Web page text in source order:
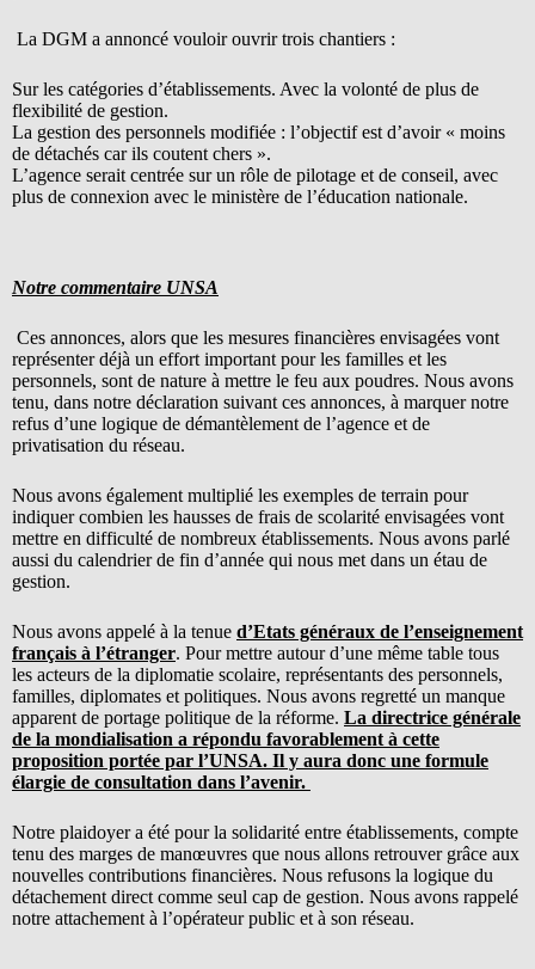
La DGM a annoncé vouloir ouvrir trois chantiers :
Sur les catégories d’établissements. Avec la volonté de plus de
flexibilité de gestion.
La gestion des personnels modifiée : l’objectif est d’avoir « moins
de détachés car ils coutent chers ».
L’agence serait centrée sur un rôle de pilotage et de conseil, avec
plus de connexion avec le ministère de l’éducation nationale.
Notre commentaire UNSA
Ces annonces, alors que les mesures financières envisagées vont
représenter déjà un effort important pour les familles et les
personnels, sont de nature à mettre le feu aux poudres. Nous avons
tenu, dans notre déclaration suivant ces annonces, à marquer notre
refus d’une logique de démantèlement de l’agence et de
privatisation du réseau.
Nous avons également multiplié les exemples de terrain pour
indiquer combien les hausses de frais de scolarité envisagées vont
mettre en difficulté de nombreux établissements. Nous avons parlé
aussi du calendrier de fin d’année qui nous met dans un étau de
gestion.
Nous avons appelé à la tenue d’Etats généraux de l’enseignement
français à l’étranger. Pour mettre autour d’une même table tous
les acteurs de la diplomatie scolaire, représentants des personnels,
familles, diplomates et politiques. Nous avons regretté un manque
apparent de portage politique de la réforme. La directrice générale
de la mondialisation a répondu favorablement à cette
proposition portée par l’UNSA. Il y aura donc une formule
élargie de consultation dans l’avenir.
Notre plaidoyer a été pour la solidarité entre établissements, compte
tenu des marges de manœuvres que nous allons retrouver grâce aux
nouvelles contributions financières. Nous refusons la logique du
détachement direct comme seul cap de gestion. Nous avons rappelé
notre attachement à l’opérateur public et à son réseau.